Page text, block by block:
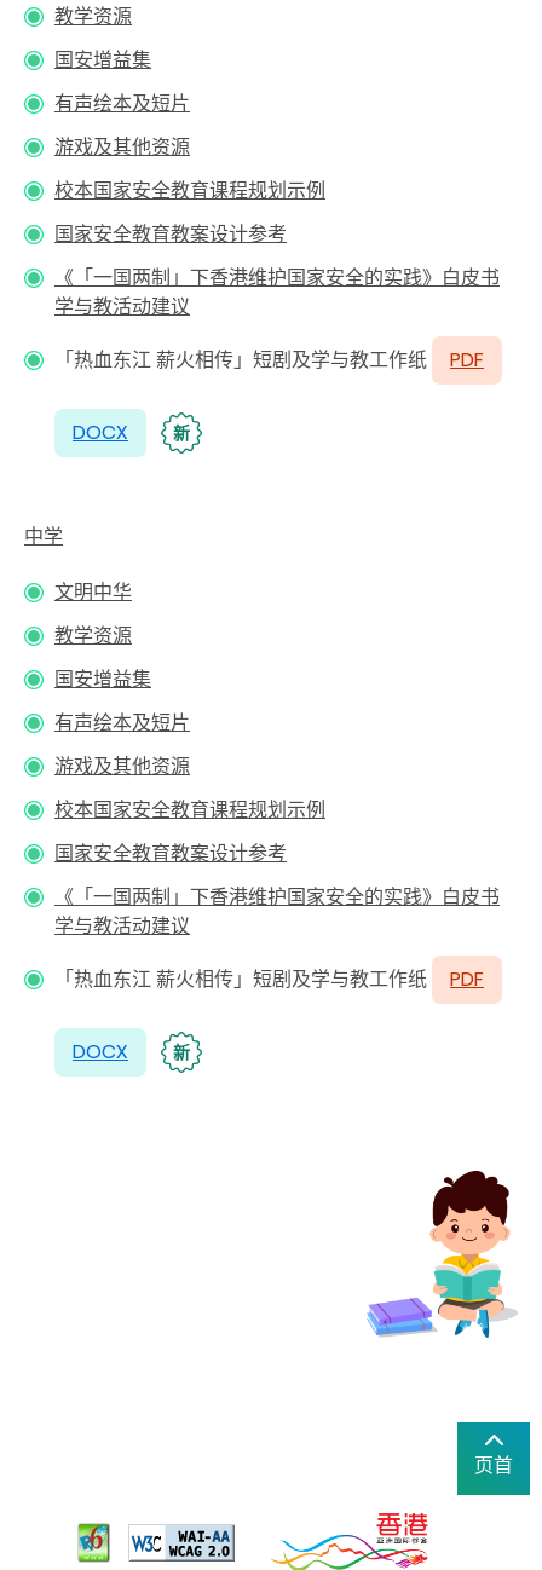
教学资源
国安增益集
有声绘本及短片
游戏及其他资源
校本国家安全教育课程规划示例
国家安全教育教案设计参考
《「一国两制」下香港维护国家安全的实践》白皮书
学与教活动建议
「热血东江 薪火相传」短剧及学与教工作纸
PDF
DOCX 新
中学
文明中华
教学资源
国安增益集
有声绘本及短片
游戏及其他资源
校本国家安全教育课程规划示例
国家安全教育教案设计参考
《「一国两制」下香港维护国家安全的实践》白皮书
学与教活动建议
「热血东江 薪火相传」短剧及学与教工作纸
PDF
DOCX 新
页首